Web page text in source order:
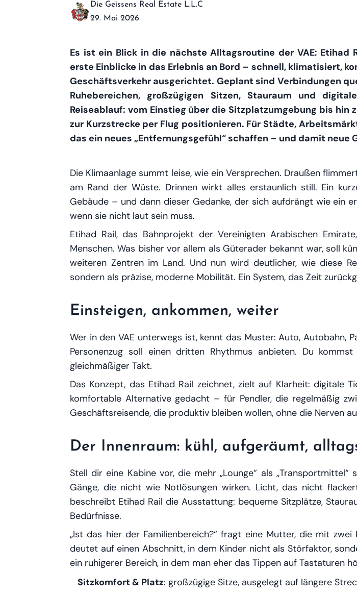
Die Geissens Real Estate L.L.C
29. Mai 2026
Es ist ein Blick in die nächste Alltagsroutine der VAE:
erste Einblicke in das Erlebnis an Bord – schnell, klimatisiert,
Geschäftsverkehr ausgerichtet. Geplant sind Verbindungen
Ruhebereichen, großzügigen Sitzen, Stauraum und
Reiseablauf: vom Einstieg über die Sitzplatzumgebung bis
zur Kurzstrecke per Flug positionieren. Für Städte,
das ein neues „Entfernungsgefühl“ schaffen – und damit
Die Klimaanlage summt leise, wie ein Versprechen. Draußen
am Rand der Wüste. Drinnen wirkt alles erstaunlich still. Ein
Gebäude – und dann dieser Gedanke, der sich aufdrängt wie ein
wenn sie nicht laut sein muss.
Etihad Rail, das Bahnprojekt der Vereinigten Arabischen
Menschen. Was bisher vor allem als Güterader bekannt war, soll
weiteren Zentren im Land. Und nun wird deutlicher, wie diese
sondern als präzise, moderne Mobilität. Ein System, das Zeit
Einsteigen, ankommen, weiter
Wer in den VAE unterwegs ist, kennt das Muster: Auto, Autobahn,
Personenzug soll einen dritten Rhythmus anbieten. Du
gleichmäßiger Takt.
Das Konzept, das Etihad Rail zeichnet, zielt auf Klarheit: digitale
komfortable Alternative gedacht – für Pendler, die regelmäßig
Geschäftsreisende, die produktiv bleiben wollen, ohne die Nerven
Der Innenraum: kühl, aufgeräumt,
Stell dir eine Kabine vor, die mehr „Lounge“ als
Gänge, die nicht wie Notlösungen wirken. Licht, das nicht
beschreibt Etihad Rail die Ausstattung: bequeme Sitzplätze,
Bedürfnisse.
„Ist das hier der Familienbereich?“ fragt eine Mutter, die mit
deutet auf einen Abschnitt, in dem Kinder nicht als Störfaktor,
ein ruhigerer Bereich, in dem man eher das Tippen auf Tastaturen
Sitzkomfort & Platz: großzügige Sitze, ausgelegt auf längere